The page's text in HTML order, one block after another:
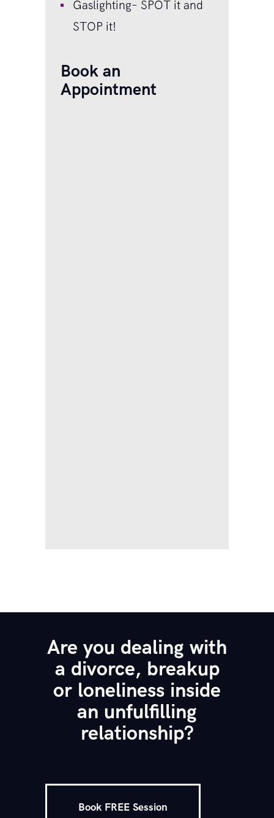
Gaslighting– SPOT it and
STOP it!
Book an
Appointment
Are you dealing with
a divorce, breakup
or loneliness inside
an unfulfilling
relationship?
Book FREE Session